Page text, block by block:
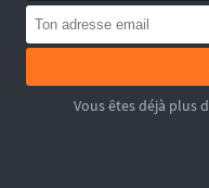
Vous êtes déjà plus